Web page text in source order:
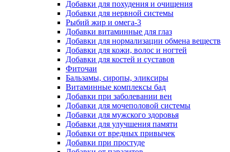
Добавки для похудения и очищения
Добавки для нервной системы
Рыбий жир и омега-3
Добавки витаминные для глаз
Добавки для нормализации обмена веществ
Добавки для кожи, волос и ногтей
Добавки для костей и суставов
Фиточаи
Бальзамы, сиропы, эликсиры
Витаминные комплексы бад
Добавки при заболевании вен
Добавки для мочеполовой системы
Добавки для мужского здоровья
Добавки для улучшения памяти
Добавки от вредных привычек
Добавки при простуде